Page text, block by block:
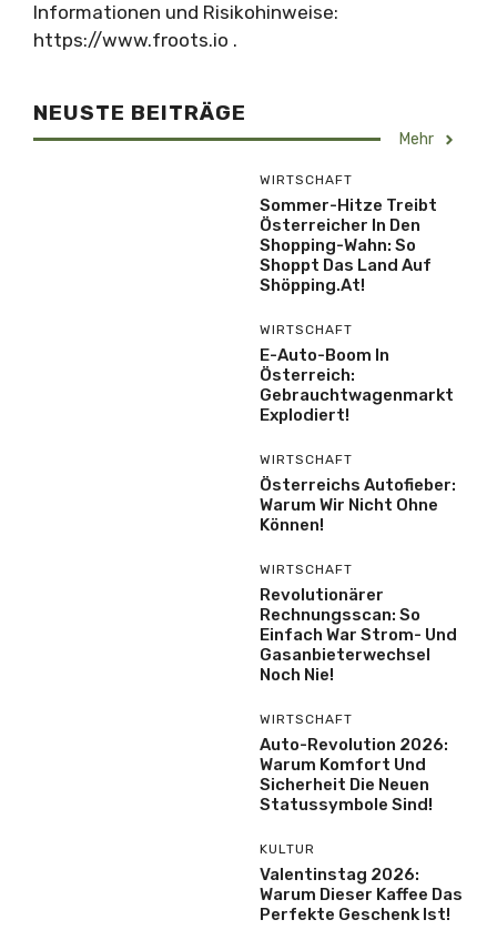
Informationen und Risikohinweise:
https://www.froots.io .
NEUSTE BEITRÄGE
Mehr
WIRTSCHAFT
Sommer-Hitze Treibt
Österreicher In Den
Shopping-Wahn: So
Shoppt Das Land Auf
Shöpping.at!
WIRTSCHAFT
E-Auto-Boom In
Österreich:
Gebrauchtwagenmarkt
Explodiert!
WIRTSCHAFT
Österreichs Autofieber:
Warum Wir Nicht Ohne
Können!
WIRTSCHAFT
Revolutionärer
Rechnungsscan: So
Einfach War Strom- Und
Gasanbieterwechsel
Noch Nie!
WIRTSCHAFT
Auto-Revolution 2026:
Warum Komfort Und
Sicherheit Die Neuen
Statussymbole Sind!
KULTUR
Valentinstag 2026:
Warum Dieser Kaffee Das
Perfekte Geschenk Ist!